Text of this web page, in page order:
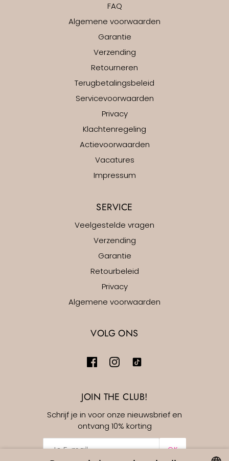
FAQ
Algemene voorwaarden
Garantie
Verzending
Retourneren
Terugbetalingsbeleid
Servicevoorwaarden
Privacy
Klachtenregeling
Actievoorwaarden
Vacatures
Impressum
SERVICE
Veelgestelde vragen
Verzending
Garantie
Retourbeleid
Privacy
Algemene voorwaarden
VOLG ONS
JOIN THE CLUB!
Schrijf je in voor onze nieuwsbrief en
ontvang 10% korting
OK